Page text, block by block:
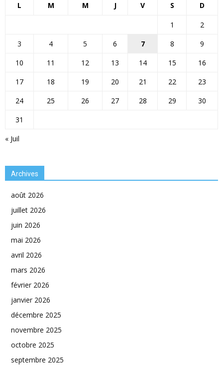
L M M J V S D
« Juil
1
2
3
4 5 6 7 8
9
10
11 12 13 14 15
16
17
18 19 20 21 22
23
24
25 26 27 28 29
30
31
Archives
août 2026
juillet 2026
juin 2026
mai 2026
avril 2026
mars 2026
février 2026
janvier 2026
décembre 2025
novembre 2025
octobre 2025
septembre 2025